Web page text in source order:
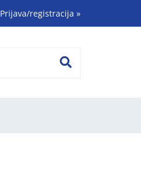
Prijava/registracija »